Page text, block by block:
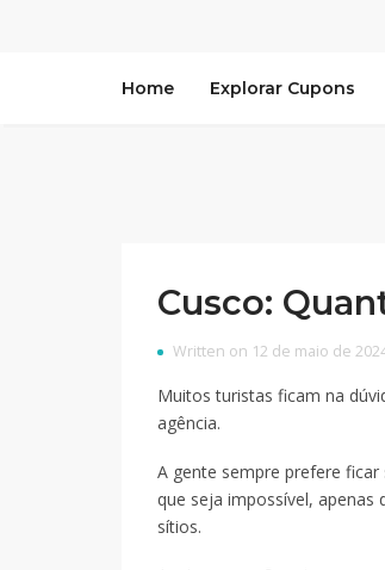
Home Explorar Cupons
Cusco:
Written on 12 de maio de
Muitos turistas ficam na
agência.
A gente sempre prefere
que seja impossível,
sítios.